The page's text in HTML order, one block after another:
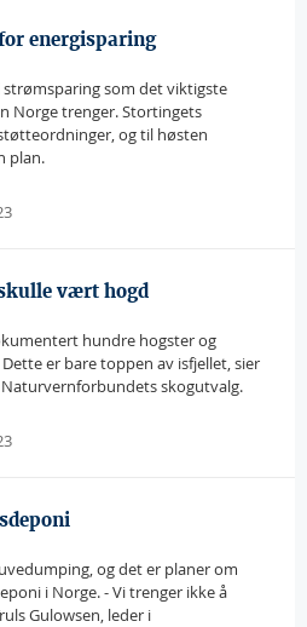
energisparing
som det viktigste
Norge trenger. Stortingets
og til høsten
plan.
vært hogd
hundre hogster og
er bare toppen av isfjellet, sier
skogutvalg.
og det er planer om
i Norge. - Vi trenger ikke å
Gulowsen, leder i